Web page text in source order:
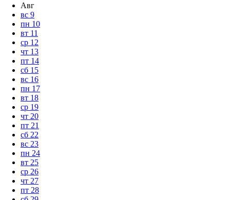
Авг
вс 9
пн 10
вт 11
ср 12
чт 13
пт 14
сб 15
вс 16
пн 17
вт 18
ср 19
чт 20
пт 21
сб 22
вс 23
пн 24
вт 25
ср 26
чт 27
пт 28